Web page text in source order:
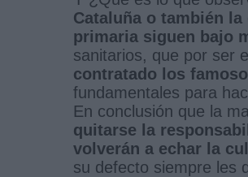
Cataluña o también la
primaria siguen bajo
sanitarios, que por ser
contratado los
fundamentales para
En conclusión que la
quitarse la
volverán a echar la
su defecto siempre les